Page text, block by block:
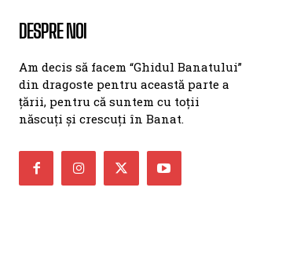
DESPRE NOI
Am decis să facem “Ghidul Banatului”
din dragoste pentru această parte a
țării, pentru că suntem cu toții
născuți și crescuți în Banat.